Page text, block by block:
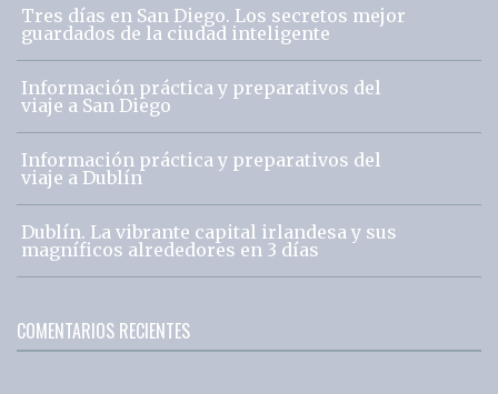
Tres días en San Diego. Los secretos mejor
guardados de la ciudad inteligente
Información práctica y preparativos del
viaje a San Diego
Información práctica y preparativos del
viaje a Dublín
Dublín. La vibrante capital irlandesa y sus
magníficos alrededores en 3 días
COMENTARIOS RECIENTES